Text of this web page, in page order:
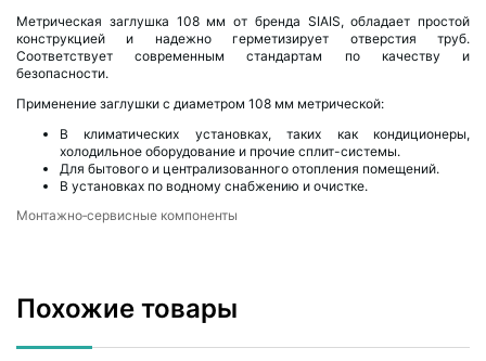
Метрическая заглушка 108 мм от бренда SIAIS, обладает простой
конструкцией и надежно герметизирует отверстия труб.
Соответствует современным стандартам по качеству и
безопасности.
Применение заглушки с диаметром 108 мм метрической:
В климатических установках, таких как кондиционеры,
холодильное оборудование и прочие сплит-системы.
Для бытового и централизованного отопления помещений.
В установках по водному снабжению и очистке.
Монтажно‑сервисные компоненты
Похожие товары